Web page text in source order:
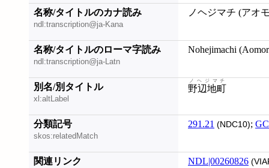
名称/タイトルのカナ読み
ndl:transcription@ja-Kana
ノヘジマチ (アオ
名称/タイトルのローマ字読み
ndl:transcription@ja-Latn
Nohejimachi
別名/別タイトル
xl:altLabel
野辺地町
ノヘジマチ
分類記号
skos:relatedMatch
291.21 (NDC10);
関連リンク NDL|00260826